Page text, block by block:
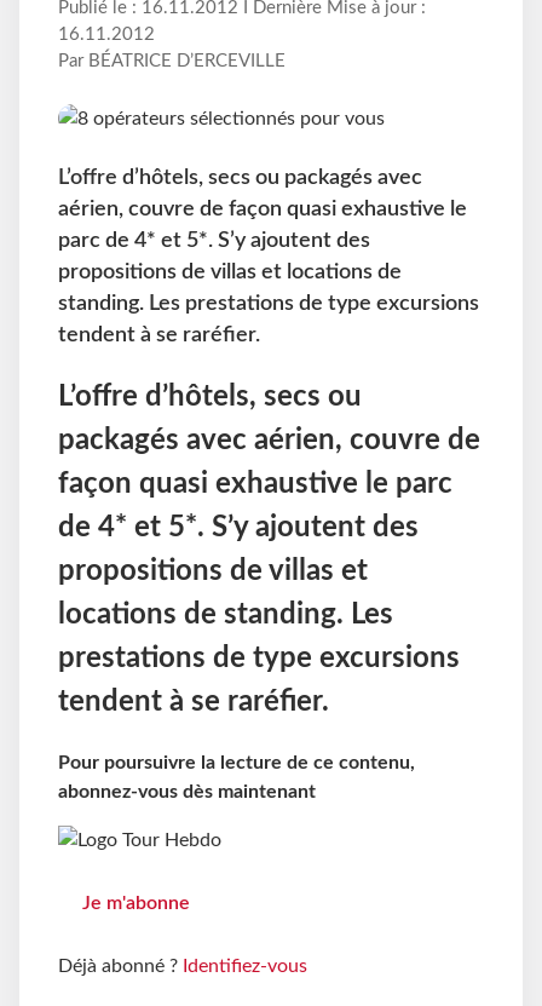
Publié le : 16.11.2012 I Dernière Mise à jour :
16.11.2012
Par BÉATRICE D’ERCEVILLE
L’offre d’hôtels, secs ou packagés avec
aérien, couvre de façon quasi exhaustive le
parc de 4* et 5*. S’y ajoutent des
propositions de villas et locations de
standing. Les prestations de type excursions
tendent à se raréfier.
L’offre d’hôtels, secs ou
packagés avec aérien, couvre de
façon quasi exhaustive le parc
de 4* et 5*. S’y ajoutent des
propositions de villas et
locations de standing. Les
prestations de type excursions
tendent à se raréfier.
Pour poursuivre la lecture de ce contenu,
abonnez-vous dès maintenant
Je m'abonne
Déjà abonné ? Identifiez-vous